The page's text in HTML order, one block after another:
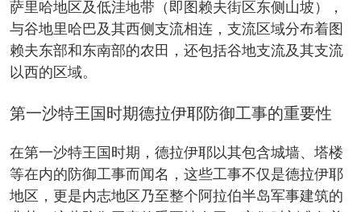
萨里哈地区及低洼地带（即图赖夫街区东侧山坡），
与谷地里哈巴及其西侧支流相连，支流区域分布着图
赖夫东部和东南部的农田，还包括谷地支流及其支流
以西的区域。
第一沙特王国时期德拉伊耶防御工事的重要性
在第一沙特王国时期，德拉伊耶以其包含城墙、塔楼
等在内的防御工事而闻名，这些工事不仅是德拉伊耶
地区，更是内志地区乃至整个阿拉伯半岛军事建筑的